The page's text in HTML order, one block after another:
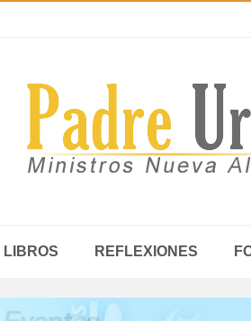
LIBROS REFLEXIONES